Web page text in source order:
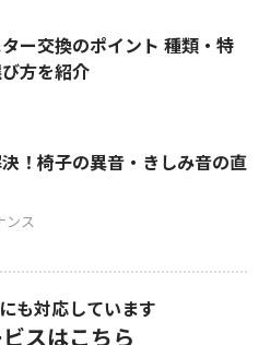
ー交換のポイント 種類・特
方を紹介
！椅子の異音・きしみ音の直
ンス
も対応しています
スはこちら